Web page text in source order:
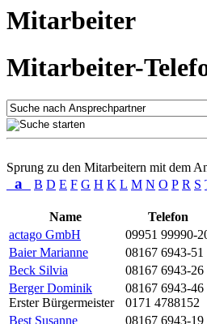
Mitarbeiter
Mitarbeiter-
Sprung zu den Mitarbeitern mit dem
a B D E F G H K L M N O P R S
Name
Telefon
actago GmbH
09951 99990-
Baier Marianne
08167 6943-51
Beck Silvia
08167 6943-26
Berger Dominik
Erster Bürgermeister
08167 6943-46
0171 4788152
Best Susanne
08167 6943-19